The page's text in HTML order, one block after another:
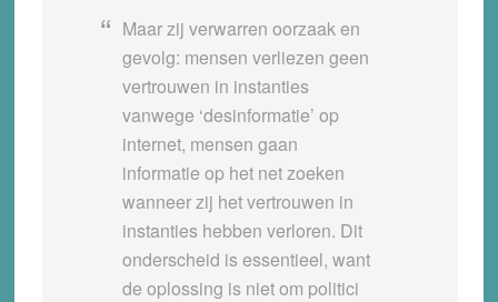
Maar zij verwarren oorzaak en
gevolg: mensen verliezen geen
vertrouwen in instanties
vanwege ‘desinformatie’ op
internet, mensen gaan
informatie op het net zoeken
wanneer zij het vertrouwen in
instanties hebben verloren. Dit
onderscheid is essentieel, want
de oplossing is niet om politici